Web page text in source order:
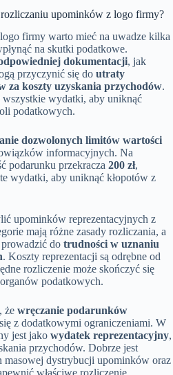
upominków z logo firmy?
firmy warto mieć na uwadze kilka
na skutki podatkowe.
dokumentacji, jak
przyczynić się do utraty
za koszty uzyskania przychodów.
wydatki, aby uniknąć
podatkowych.
dozwolonych limitów wartości
informacyjnych. Na
podarunku przekracza 200 zł,
wydatki, aby uniknąć kłopotów z
upominków reprezentacyjnych z
mają różne zasady rozliczania, a
do trudności w uznaniu
. Koszty reprezentacji są odrębne od
rozliczenie może skończyć się
podatkowych.
że wręczanie podarunków
z dodatkowymi ograniczeniami. W
jest jako wydatek reprezentacyjny,
przychodów. Dobrze jest
masowej dystrybucji upominków oraz